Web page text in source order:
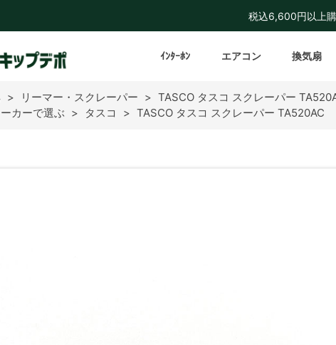
税込6,600円以上
ｲﾝﾀｰﾎﾝ エアコン 換気扇
> リーマー・スクレーパー > TASCO タスコ スクレーパー
カーで選ぶ > タスコ > TASCO タスコ スクレーパー TA520AC